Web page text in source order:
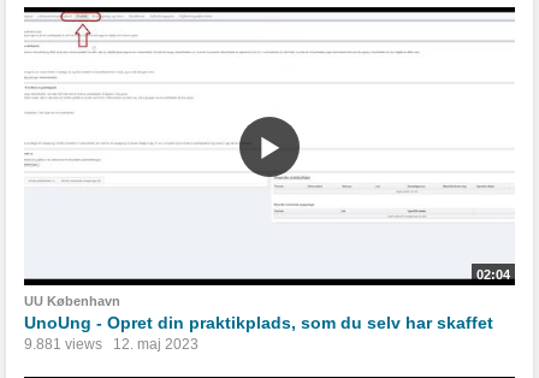
02:04
UU København
UnoUng - Opret din praktikplads, som du selv har skaffet
9.881 views 12. maj 2023